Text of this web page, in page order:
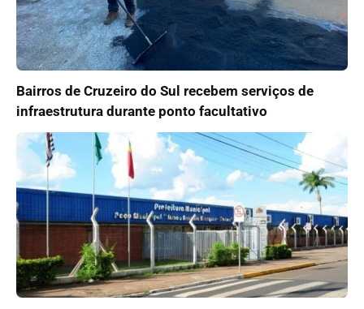
Bairros de Cruzeiro do Sul recebem serviços de
infraestrutura durante ponto facultativo